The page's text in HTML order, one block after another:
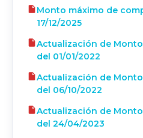
Monto máximo de
17/12/2025
Actualización de
del 01/01/2022
Actualización de
del 06/10/2022
Actualización de
del 24/04/2023